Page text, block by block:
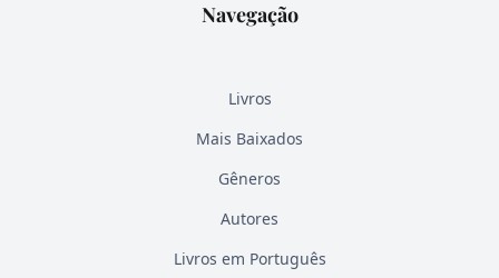
Navegação
Livros
Mais Baixados
Gêneros
Autores
Livros em Português